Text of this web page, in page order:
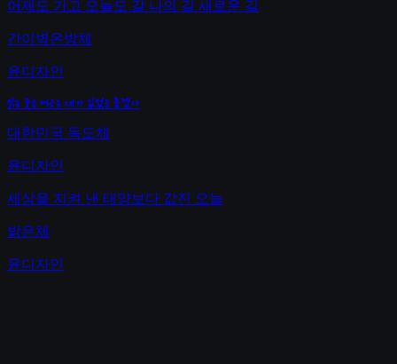
어제도 가고 오늘도 갈 나의 길 새로운 길
간이벽온방체
윤디자인
맑은 웃음 머금은 네가 있었음 좋겠다
대한민국 독도체
윤디자인
세상을 지켜 낸 태양보다 값진 오늘
밝은체
윤디자인